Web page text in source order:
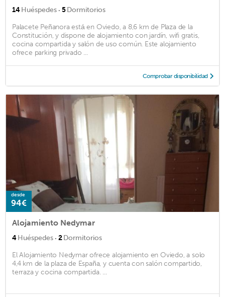
14Huéspedes · 5Dormitorios
Palacete Peñanora está en Oviedo, a 8,6 km de Plaza de la
Constitución, y dispone de alojamiento con jardín, wifi gratis,
cocina compartida y salón de uso común. Este alojamiento
ofrece parking privado ...
Comprobar disponibilidad
desde
94€
Alojamiento Nedymar
4Huéspedes · 2Dormitorios
El Alojamiento Nedymar ofrece alojamiento en Oviedo, a solo
4,4 km de la plaza de España, y cuenta con salón compartido,
terraza y cocina compartida. ...